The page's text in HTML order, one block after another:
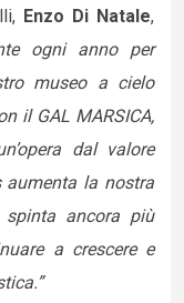
Enzo Di Natale,
ogni anno per
museo a cielo
il GAL MARSICA,
dal valore
aumenta la nostra
ancora più
a crescere e